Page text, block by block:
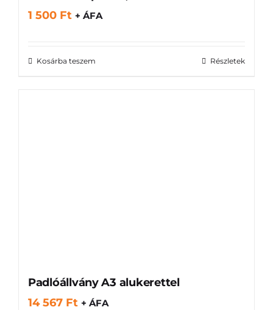
1 500 Ft + ÁFA
Kosárba teszem Részletek
Padlóállvány A3 alukerettel
14 567 Ft + ÁFA